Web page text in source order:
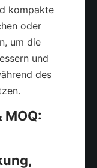
kompakte
oder
um die
und
des